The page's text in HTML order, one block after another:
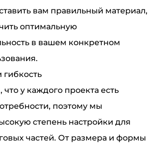
вам правильный материал,
оптимальную
в вашем конкретном
гибкость
у каждого проекта есть
поэтому мы
степень настройки для
частей. От размера и формы